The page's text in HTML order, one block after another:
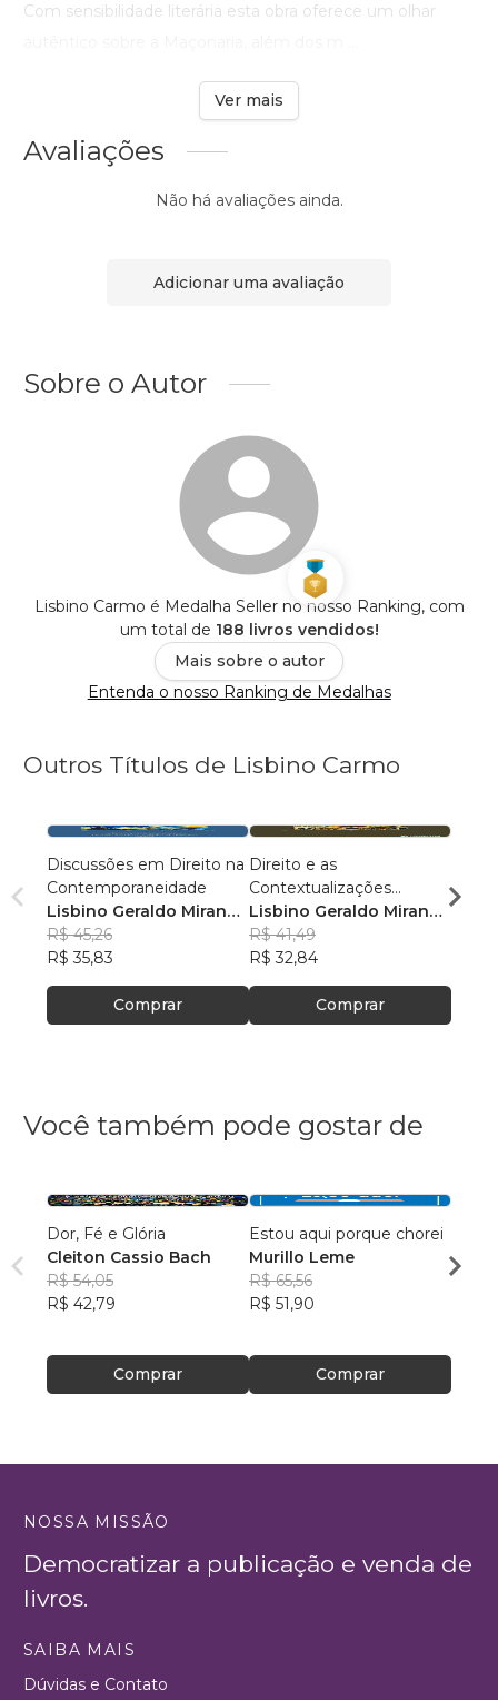
Com sensibilidade literária esta obra oferece um olhar
Ver mais
Avaliações
Não há avaliações ainda.
Adicionar uma avaliação
Sobre o Autor
Lisbino Carmo é Medalha Seller no nosso Ranking, com
um total de 188 livros vendidos!
Mais sobre o autor
Entenda o nosso Ranking de Medalhas
Outros Títulos de Lisbino Carmo
Discussões em Direito na
Contemporaneidade
Lisbino Geraldo Miranda
do Carmo
R$ 45,26
R$ 35,83
Comprar
Direito e as
Contextualizações
Contemporâneas
Lisbino Geraldo Miranda
do Carmo
R$ 41,49
R$ 32,84
Comprar
R$
Você também pode gostar de
Dor, Fé e Glória
Cleiton Cassio Bach
R$ 54,05
R$ 42,79
Comprar
Estou aqui porque chorei
Murillo Leme
R$ 65,56
R$ 51,90
Comprar
Silva
R$
NOSSA MISSÃO
Democratizar a publicação e venda de
livros.
SAIBA MAIS
Dúvidas e Contato